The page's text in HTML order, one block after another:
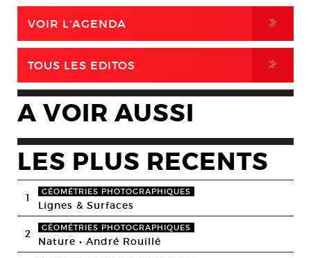
VOIR L'AGENDA ,
TOUS LES EDITOS ,
A VOIR AUSSI
LES PLUS RECENTS
1 GÉOMÉTRIES PHOTOGRAPHIQUES
Lignes & Surfaces
2 GÉOMÉTRIES PHOTOGRAPHIQUES
Nature • André Rouillé